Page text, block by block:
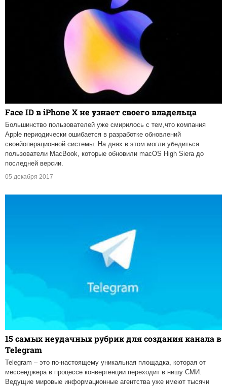
Face ID в iPhone X не узнает своего владельца
Большинство пользователей уже смирилось с тем,что компания
Apple периодически ошибается в разработке обновлений
своейоперационной системы. На днях в этом могли убедиться
пользователи MacBook, которые обновили macOS High Siera до
последней версии.
05 декабря 2017
15 самых неудачных рубрик для создания канала в
Telegram
Telegram – это по-настоящему уникальная площадка, которая от
мессенджера в процессе конвергенции переходит в нишу СМИ.
Ведущие мировые информационные агентства уже имеют тысячи